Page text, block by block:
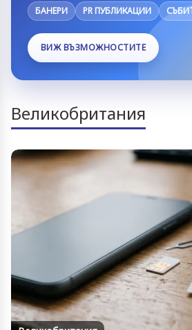
БАНЕРИ PR ПУБЛИКАЦИИ
ВИЖ ВЪЗМОЖНОСТИТЕ
Великобритания